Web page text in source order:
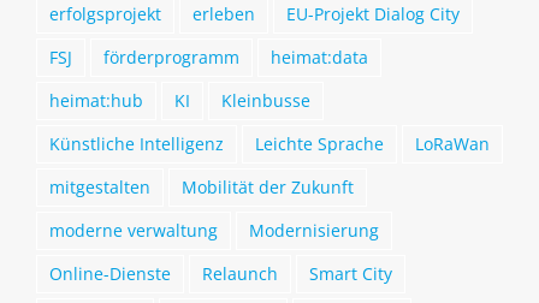
erfolgsprojekt
erleben
EU-Projekt Dialog City
FSJ
förderprogramm
heimat:data
heimat:hub
KI
Kleinbusse
Künstliche Intelligenz
Leichte Sprache
LoRaWan
mitgestalten
Mobilität der Zukunft
moderne verwaltung
Modernisierung
Online-Dienste
Relaunch
Smart City